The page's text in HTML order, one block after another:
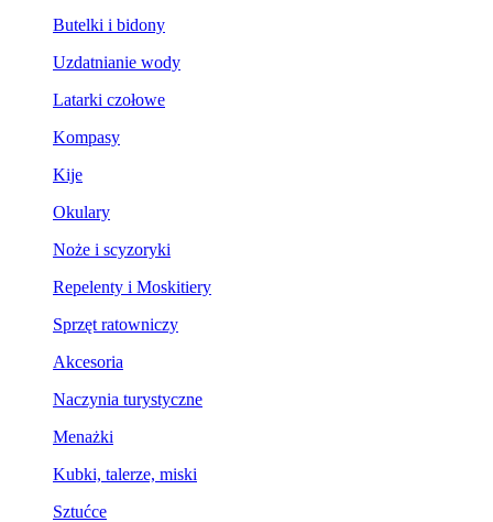
Butelki i bidony
Uzdatnianie wody
Latarki czołowe
Kompasy
Kije
Okulary
Noże i scyzoryki
Repelenty i Moskitiery
Sprzęt ratowniczy
Akcesoria
Naczynia turystyczne
Menażki
Kubki, talerze, miski
Sztućce